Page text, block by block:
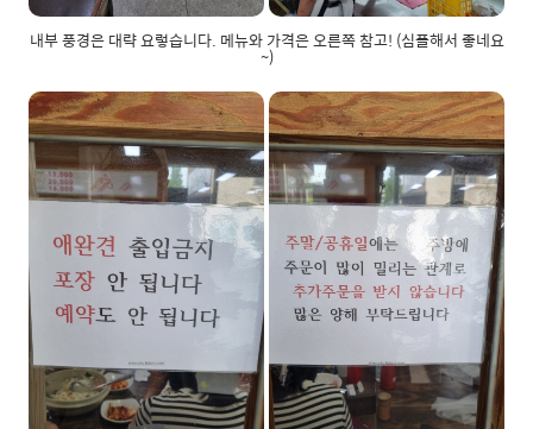
내부 풍경은 대략 요렇습니다. 메뉴와 가격은 오른쪽 참고! (심플해서 좋네요
~)